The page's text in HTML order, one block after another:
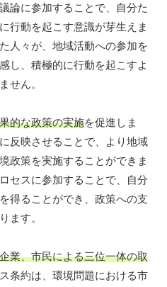
論に参加することで、自分た
行動を起こす意識が芽生えま
人々が、地域活動への参加を
し、積極的に行動を起こすよ
せん。
的な政策の実施を促進しま
反映させることで、より地域
政策を実施することができま
セスに参加することで、自分
得ることができ、政策への支
ます。
業、市民による三位一体の取
条約は、環境問題における市